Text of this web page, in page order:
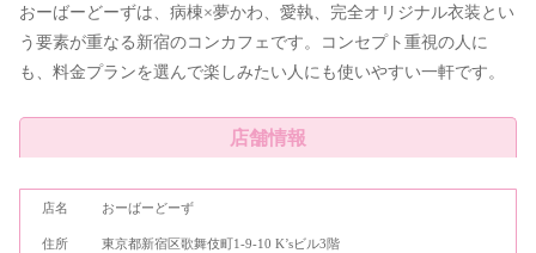
おーばーどーずは、病棟×夢かわ、愛執、完全オリジナル衣装とい
う要素が重なる新宿のコンカフェです。コンセプト重視の人に
も、料金プランを選んで楽しみたい人にも使いやすい一軒です。
店舗情報
店名 おーばーどーず
住所 東京都新宿区歌舞伎町1-9-10 K’sビル3階